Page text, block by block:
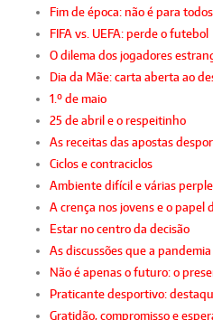
Fim de época: não é para todos
FIFA vs. UEFA: perde o futebol
O dilema dos jogadores
Dia da Mãe: carta aberta ao
1.º de maio
25 de abril e o respeitinho
As receitas das apostas
Ciclos e contraciclos
Ambiente difícil e várias
A crença nos jovens e o papel
Estar no centro da decisão
As discussões que a
Não é apenas o futuro: o
Praticante desportivo:
Gratidão, compromisso e